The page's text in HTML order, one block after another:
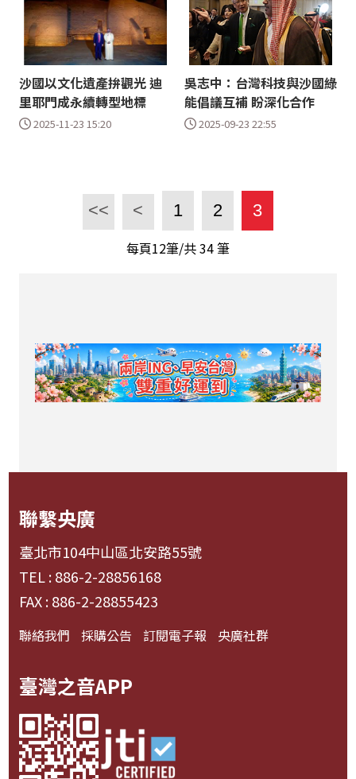
沙國以文化遺產拚觀光 迪
里耶門成永續轉型地標
2025-11-23 15:20
吳志中：台灣科技與沙國綠
能倡議互補 盼深化合作
2025-09-23 22:55
<< < 1 2 3
每頁12筆/共34筆
聯繫央廣
臺北市104中山區北安路55號
TEL : 886-2-28856168
FAX : 886-2-28855423
聯絡我們 採購公告 訂閱電子報 央廣社群
臺灣之音APP